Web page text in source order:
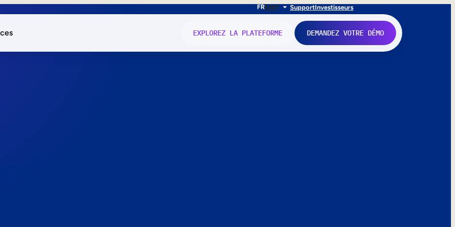
FRENIT SupportInvestisseurs
EXPLOREZ LA PLATEFORME DEMANDEZ VOTRE DÉMO